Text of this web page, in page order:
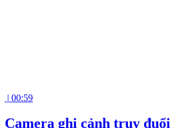
| 00:59
Camera ghi cảnh truy